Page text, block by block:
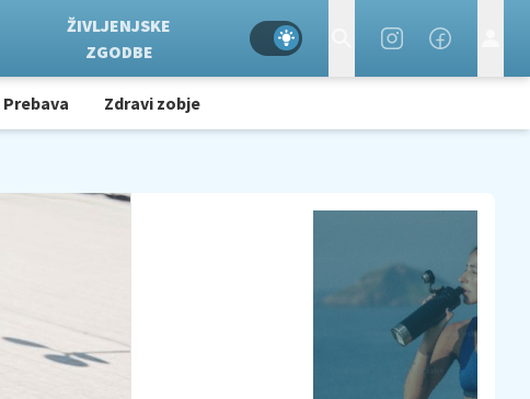
ŽIVLJENJSKE
ZGODBE
Prebava Zdravi zobje